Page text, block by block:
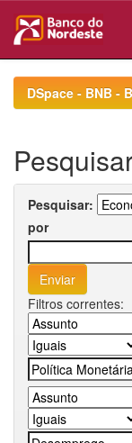
navigationDSpace - BNB -
Pesquisar:
por
Filtros correntes: